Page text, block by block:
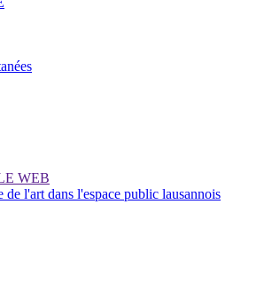
WEB
l'art dans l'espace public lausannois